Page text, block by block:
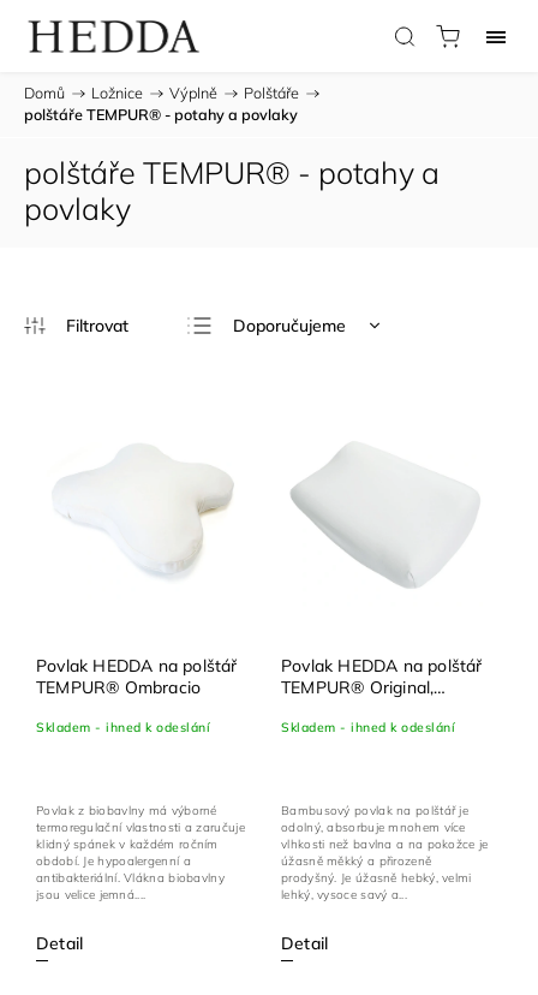
Domů / Ložnice / Výplně / Polštáře /
polštáře TEMPUR® - potahy a povlaky
polštáře TEMPUR® - potahy a
povlaky
Doporučujeme
Nejprodávanější
Abecedně
Povlak HEDDA na polštář
TEMPUR® Ombracio
Skladem - ihned k odeslání
Detail
Povlak z biobavlny má výborné
termoregulační vlastnosti a zaručuje
klidný spánek v každém ročním
období. Je hypoalergenní a
antibakteriální. Vlákna biobavlny
jsou velice jemná....
Povlak HEDDA na polštář
TEMPUR® Original,
Skladem - ihned k odeslání
Detail
Bambusový povlak na polštář je
odolný, absorbuje mnohem více
vlhkosti než bavlna a na pokožce je
úžasně měkký a přirozeně
prodyšný. Je úžasně hebký, velmi
lehký, vysoce savý a...